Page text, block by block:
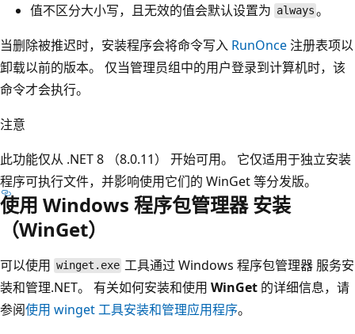
值不区分大小写，且无效的值会默认设置为 always 。
当删除被推迟时，安装程序会将命令写入 RunOnce注册表项以
卸载以前的版本。 仅当管理员组中的用户登录到计算机时，该
命令才会执行。
注意
此功能仅从 .NET 8 （8.0.11） 开始可用。 它仅适用于独立安装
程序可执行文件，并影响使用它们的 WinGet 等分发版。
使用 Windows 程序包管理器 安装
（WinGet）
可以使用 winget.exe 工具通过 Windows 程序包管理器 服务安
装和管理.NET。 有关如何安装和使用 WinGet 的详细信息，请
参阅使用 winget 工具安装和管理应用程序。